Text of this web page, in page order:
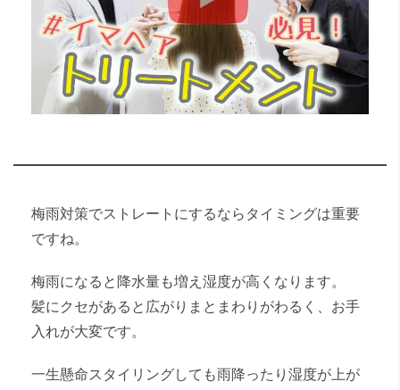
梅雨対策でストレートにするならタイミングは重要
ですね。
梅雨になると降水量も増え湿度が高くなります。
髪にクセがあると広がりまとまわりがわるく、お手
入れが大変です。
一生懸命スタイリングしても雨降ったり湿度が上が